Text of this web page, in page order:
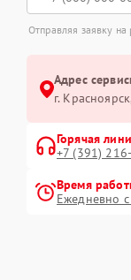
Отправляя заявку на
Адрес
г.
Горячая
+7 (391)
Время
Ежедневно